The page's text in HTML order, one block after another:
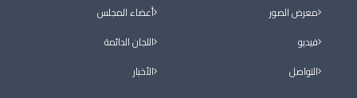
معرض الصور
فيديو
التواصل
أعضاء المجلس
اللجان الدائمة
الأخبار